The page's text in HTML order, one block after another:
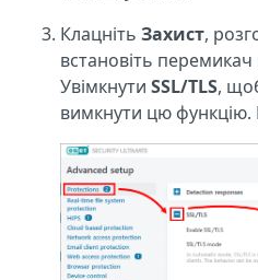
Клацніть Захист,
встановіть
Увімкнути SSL/TLS,
вимкнути цю функцію.